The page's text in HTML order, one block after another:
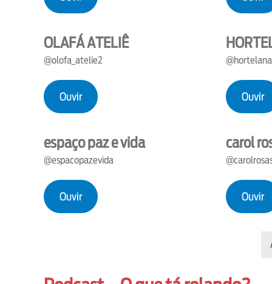
OLAFÁ ATELIÊ
@olofa_atelie2
Ouvir Ouvir
espaço paz e vida
@espacopazevida
Ouvir
carol
Ouvir